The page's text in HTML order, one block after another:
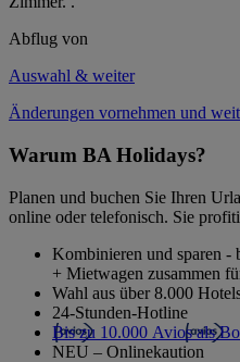
Abflug von
Auswahl & weiter
Änderungen vornehmen und
Warum BA Holidays?
Planen und buchen Sie Ihren
online oder telefonisch. Sie
Kombinieren und sparen -
+ Mietwagen zusammen
Wahl aus über 8.000
24-Stunden-Hotline
Bis zu 10.000 Avios als
NEU – Onlinekaution